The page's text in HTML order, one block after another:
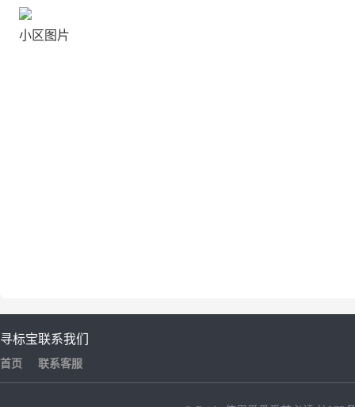
小区图片
寻标宝
首页
联系我们
联系客服